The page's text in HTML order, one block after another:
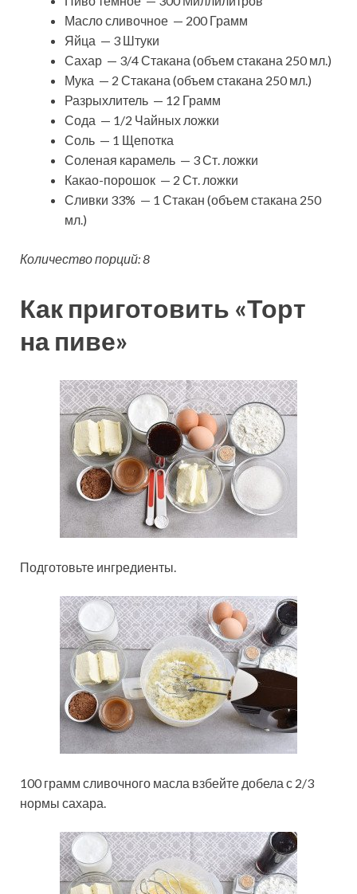
Масло сливочное — 200 Грамм
Яйца — 3 Штуки
Сахар — 3/4 Стакана (объем стакана 250 мл.)
Мука — 2 Стакана (объем стакана 250 мл.)
Разрыхлитель — 12 Грамм
Сода — 1/2 Чайных ложки
Соль — 1 Щепотка
Соленая карамель — 3 Ст. ложки
Какао-порошок — 2 Ст. ложки
Сливки 33% — 1 Стакан (объем стакана 250
мл.)
Количество порций: 8
Как приготовить «Торт
на пиве»
Подготовьте ингредиенты.
100 грамм сливочного масла взбейте добела с 2/3
нормы сахара.